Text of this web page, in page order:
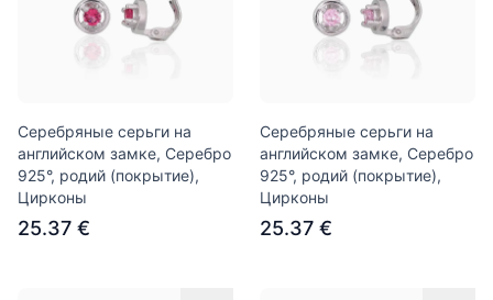
Серебряные серьги на
английском замке, Серебро
925°, родий (покрытие),
Цирконы
25.37 €
Серебряные серьги на
английском замке, Серебро
925°, родий (покрытие),
Цирконы
25.37 €